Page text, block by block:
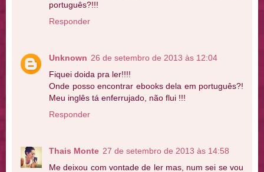
português?!!!
Responder
Unknown 26 de setembro de 2013 às 12:04
Fiquei doida pra ler!!!!
Onde posso encontrar ebooks dela em português?!
Meu inglês tá enferrujado, não flui !!!
Responder
Thais Monte 27 de setembro de 2013 às 14:58
Me deixou com vontade de ler mas, num sei se vou